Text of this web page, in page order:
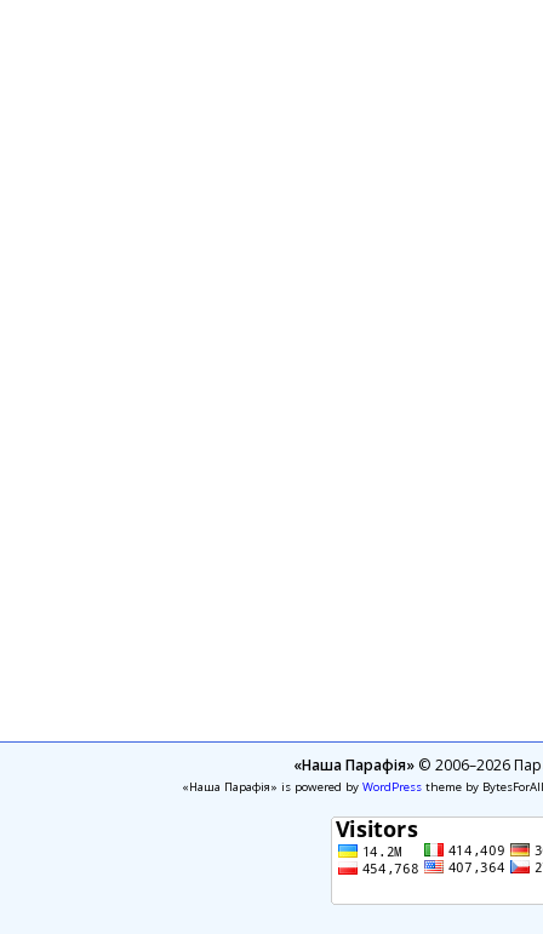
«Наша Парафія»© 2006–2026
«Наша Парафія» is powered by WordPresstheme by